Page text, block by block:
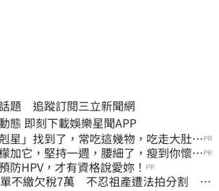
題 追蹤訂閱三立新聞網
一手掌握明星動態 即刻下載娛樂星聞APP
星」找到了，常吃這幾物，吃走大肚
PR
加它，堅持一週，腰細了，瘦到你懷疑PR
防HPV，才有資格說愛妳！ PR
不繳欠稅7萬 不忍祖產遭法拍分割 家